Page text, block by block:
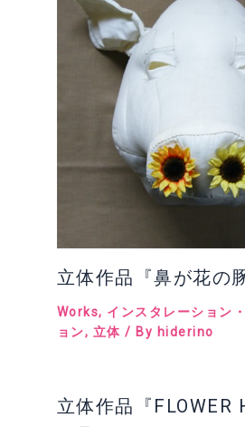
立体作品『鼻が花の
Works, インスタレーション
ョン, 立体 / By hiderino
立体作品『FLOWER